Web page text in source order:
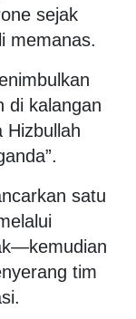
sejak
memanas.
di kalangan
Hizbullah
satu
tim